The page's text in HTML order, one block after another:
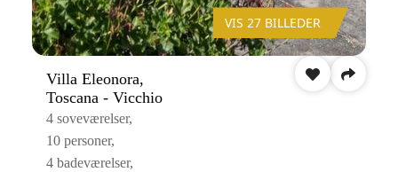
VIS 27 BILLEDER
Villa Eleonora,
Toscana - Vicchio
4 soveværelser,
10 personer,
4 badeværelser,